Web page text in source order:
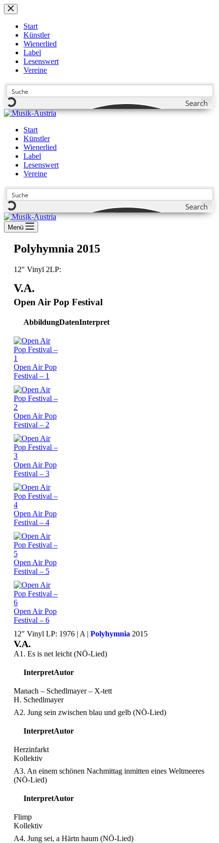
Zum
Inhalt
springenStart
Künstler
Wienerlied
Label
Lesenswert
Vereine
Search
Start
Künstler
Wienerlied
Label
Lesenswert
Vereine
Search
Menü
Polyhymnia 2015
12″ Vinyl 2LP:
V.A.
Open Air Pop Festival
AbbildungDatenInterpret
Open Air Pop
Festival – 1
Open Air Pop
Festival – 2
Open Air Pop
Festival – 3
Open Air Pop
Festival – 4
Open Air Pop
Festival – 5
Open Air Pop
Festival – 6
12″ Vinyl LP: 1976 | A | Polyhymnia 2015
V.A.
A1. Es is net leicht (NÖ-Lied)
InterpretAutor
Manach – Schedlmayer – X-tett
H. Schedlmayer
A2. Jung sein zwischen blau und gelb (NÖ-Lied)
InterpretAutor
Herzinfarkt
Kollektiv
A3. An einem schönen Nachmittag inmitten eines Weltmeeres
(NÖ-Lied)
InterpretAutor
Flimp
Kollektiv
A4. Jung sei, a Härtn haum (NÖ-Lied)